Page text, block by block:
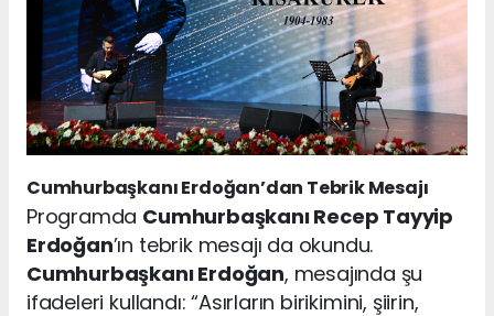
Cumhurbaşkanı Erdoğan’dan Tebrik Mesajı
Programda Cumhurbaşkanı Recep Tayyip
Erdoğan’ın tebrik mesajı da okundu.
Cumhurbaşkanı Erdoğan, mesajında şu
ifadeleri kullandı: “Asırların birikimini, şiirin,